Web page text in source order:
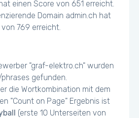
einen Score von 651 erreicht.
Domain admin.ch hat
769 erreicht.
"graf-elektro.ch" wurden
phrases gefunden.
die Wortkombination mit dem
"Count on Page" Ergebnis ist
(erste 10 Unterseiten von